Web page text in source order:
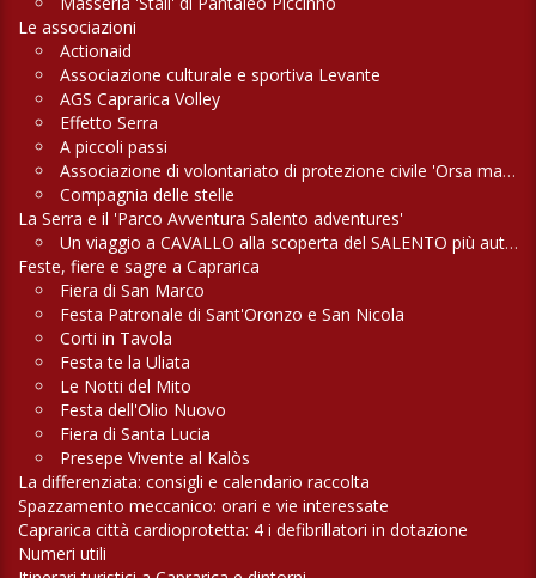
Le associazioni
Actionaid
Associazione culturale e sportiva Levante
AGS Caprarica Volley
Effetto Serra
A piccoli passi
Associazione di volontariato di protezione civile 'Orsa maggiore'
Compagnia delle stelle
La Serra e il 'Parco Avventura Salento adventures'
Un viaggio a CAVALLO alla scoperta del SALENTO più autentico
Feste, fiere e sagre a Caprarica
Fiera di San Marco
Festa Patronale di Sant'Oronzo e San Nicola
Corti in Tavola
Festa te la Uliata
Le Notti del Mito
Festa dell'Olio Nuovo
Fiera di Santa Lucia
Presepe Vivente al Kalòs
La differenziata: consigli e calendario raccolta
Spazzamento meccanico: orari e vie interessate
Caprarica città cardioprotetta: 4 i defibrillatori in dotazione
Numeri utili